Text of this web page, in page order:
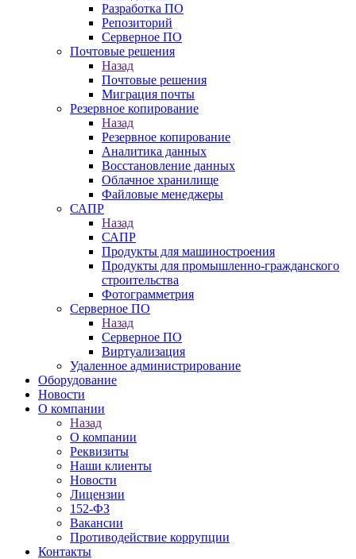
Разработка ПО
Репозиторий
Серверное ПО
Почтовые решения
Назад
Почтовые решения
Миграция почты
Резервное копирование
Назад
Резервное копирование
Аналитика данных
Восстановление данных
Облачное хранилище
Файловые менеджеры
САПР
Назад
САПР
Продукты для машиностроения
Продукты для промышленно-гражданского
строительства
Фотограмметрия
Серверное ПО
Назад
Серверное ПО
Виртуализация
Удаленное администрирование
Оборудование
Новости
О компании
Назад
О компании
Реквизиты
Наши клиенты
Новости
Лицензии
152-ФЗ
Вакансии
Противодействие коррупции
Контакты